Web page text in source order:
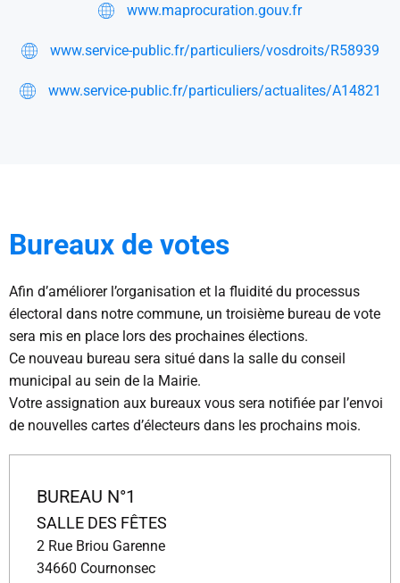
www.maprocuration.gouv.fr
www.service-public.fr/particuliers/vosdroits/R58939
www.service-public.fr/particuliers/actualites/A14821
Bureaux de votes
Afin d’améliorer l’organisation et la fluidité du processus
électoral dans notre commune, un troisième bureau de vote
sera mis en place lors des prochaines élections.
Ce nouveau bureau sera situé dans la salle du conseil
municipal au sein de la Mairie.
Votre assignation aux bureaux vous sera notifiée par l’envoi
de nouvelles cartes d’électeurs dans les prochains mois.
BUREAU N°1
SALLE DES FÊTES
2 Rue Briou Garenne
34660 Cournonsec